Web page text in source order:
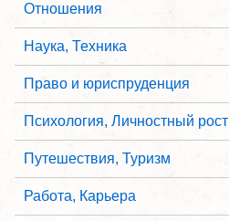
Отношения
Наука, Техника
Право и юриспруденция
Психология, Личностный рост
Путешествия, Туризм
Работа, Карьера